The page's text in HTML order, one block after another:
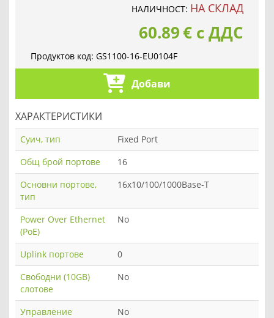
НАЛИЧНОСТ: НА СКЛАД
60.89€ с ДДС
Продуктов код: GS1100-16-EU0104F
Добави
ХАРАКТЕРИСТИКИ
Суич, тип
Fixed Port
Общ брой портове
16
Основни портове,
тип
16x10/100/1000Base-T
Power Over Ethernet
(PoE)
No
Uplink портове
0
Свободни (10GB)
слотове
No
Управление
No